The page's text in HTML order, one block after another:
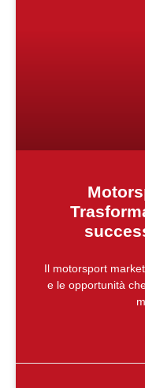
Il motorsport
e le opportunità